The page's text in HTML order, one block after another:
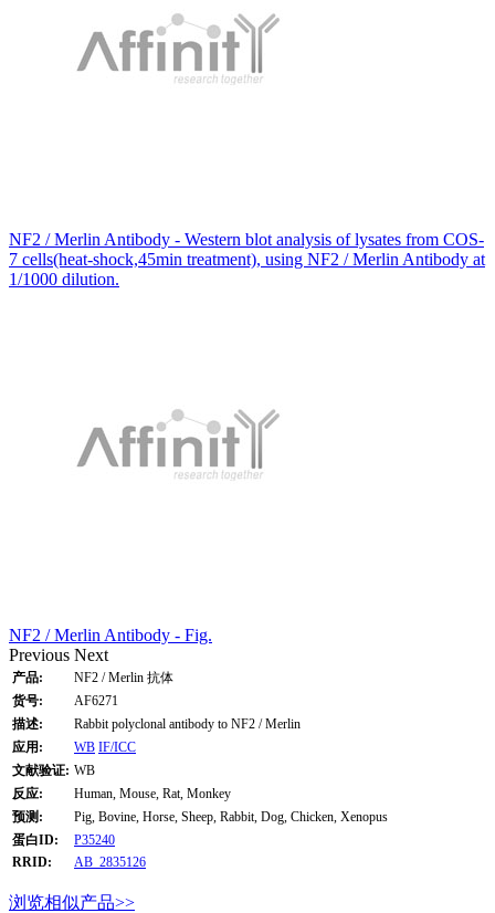
NF2 / Merlin Antibody - Western blot analysis of lysates from COS-
7 cells(heat-shock,45min treatment), using NF2 / Merlin Antibody at
1/1000 dilution.
NF2 / Merlin Antibody - Fig.
Previous Next
产品:
NF2 / Merlin 抗体
货号:
AF6271
描述:
Rabbit polyclonal antibody to NF2 / Merlin
应用:
WB IF/ICC
文献验证: WB
反应:
Human, Mouse, Rat, Monkey
预测:
Pig, Bovine, Horse, Sheep, Rabbit, Dog, Chicken, Xenopus
蛋白ID:
P35240
RRID:
AB_2835126
浏览相似产品>>